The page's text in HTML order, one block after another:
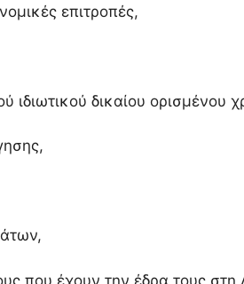
επιτροπές,
ιδιωτικού δικαίου ορισμένου
που έχουν την έδρα τους στη